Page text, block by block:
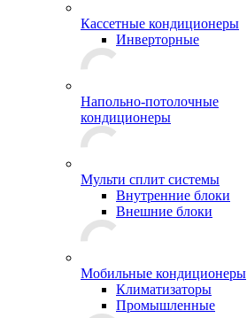
Кассетные кондиционеры
Инверторные
Напольно-потолочные
кондиционеры
Мульти сплит системы
Внутренние блоки
Внешние блоки
Мобильные кондиционеры
Климатизаторы
Промышленные